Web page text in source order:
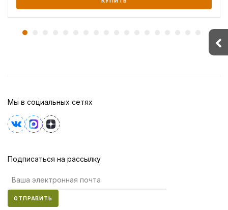
Мы в социальных сетях
Подписаться на рассылку
ОТПРАВИТЬ